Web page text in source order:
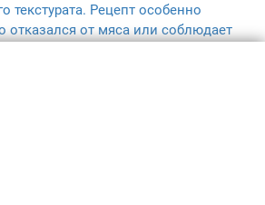
текстурата. Рецепт особенно
отказался от мяса или соблюдает